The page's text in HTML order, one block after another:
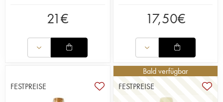
21€ 17,50€
FESTPREISE
Bald verfügbar
FESTPREISE